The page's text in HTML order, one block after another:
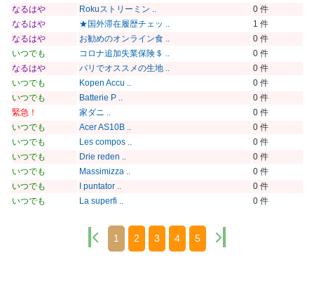
なるはや
Rokuストリーミン ..
0 件
なるはや
★国外滞在履歴チェッ ..
1 件
なるはや
お勧めのオンライン食 ..
0 件
いつでも
コロナ追加失業保険＄ ..
0 件
なるはや
パリでオススメの生地 ..
0 件
いつでも
Kopen Accu ..
0 件
いつでも
Batterie P ..
0 件
緊急！
家ダニ ..
0 件
いつでも
Acer AS10B ..
0 件
いつでも
Les compos ..
0 件
いつでも
Drie reden ..
0 件
いつでも
Massimizza ..
0 件
いつでも
I puntator ..
0 件
いつでも
La superfi .. 0 件
1 2 3 4 5